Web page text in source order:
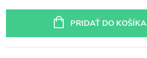
PRIDAŤ DO KOŠÍKA